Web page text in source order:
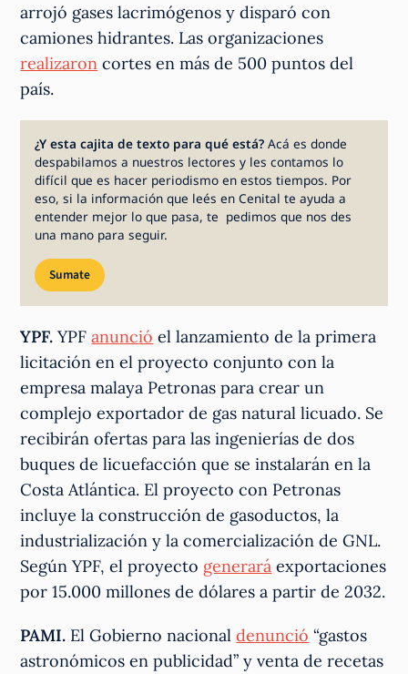
arrojó gases lacrimógenos y disparó con
camiones hidrantes. Las organizaciones
realizaron cortes en más de 500 puntos del
país.
¿Y esta cajita de texto para qué está?Acá es donde
despabilamos a nuestros lectores y les contamos lo
difícil que es hacer periodismo en estos tiempos. Por
eso, si la información que leés en Cenital te ayuda a
entender mejor lo que pasa, te pedimos que nos des
una mano para seguir.
Sumate
YPF. YPFanunció el lanzamiento de la primera
licitación en el proyecto conjunto con la
empresa malaya Petronas para crear un
complejo exportador de gas natural licuado. Se
recibirán ofertas para las ingenierías de dos
buques de licuefacción que se instalarán en la
Costa Atlántica. El proyecto con Petronas
incluye la construcción de gasoductos, la
industrialización y la comercialización de GNL.
Según YPF, el proyecto generará exportaciones
por 15.000 millones de dólares a partir de 2032.
PAMI. El Gobierno nacionaldenunció “gastos
astronómicos en publicidad” y venta de recetas